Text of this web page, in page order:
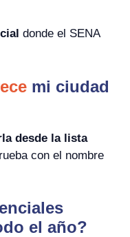
donde el SENA
mi ciudad
desde la lista
con el nombre
el año?